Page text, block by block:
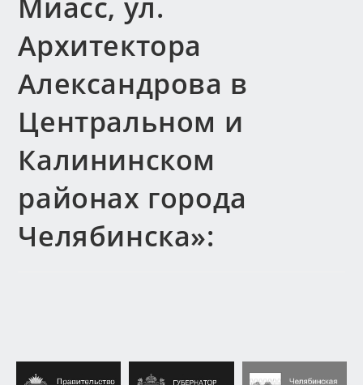
Архитектора
Александрова в
Центральном и
Калининском
районах города
Челябинска»: